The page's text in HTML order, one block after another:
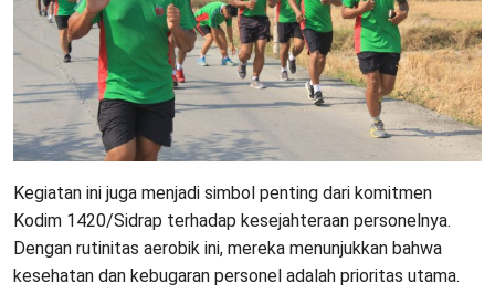
Kegiatan ini juga menjadi simbol penting dari komitmen
Kodim 1420/Sidrap terhadap kesejahteraan personelnya.
Dengan rutinitas aerobik ini, mereka menunjukkan bahwa
kesehatan dan kebugaran personel adalah prioritas utama.